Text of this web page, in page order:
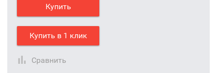
Купить
Купить в 1 клик
Сравнить